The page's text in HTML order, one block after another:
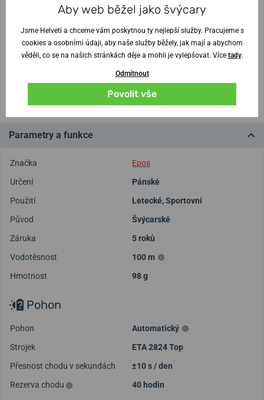
Nejste si jisti velikostí?
(U tisku nastavte Měřítko: Výchozí)
Parametry a funkce
Značka
Epos
Určení
Pánské
Použití
Letecké,Sportovní
Původ
Švýcarské
Záruka
5 roků
Vodotěsnost
100 m
Hmotnost
98 g
Pohon
Pohon
Automatický
Strojek
ETA 2824 Top
Přesnost chodu v sekundách
±10 s / den
Rezerva chodu
40 hodin
Aby web běžel jako švýcary
Jsme Helveti a chceme vám poskytnou ty nejlepší služby. Pracujeme s
cookies a osobními údaji, aby naše služby běžely, jak mají a abychom
věděli, co se na našich stránkách děje a mohli je vylepšovat. Více tady.
Odmítnout
Povolit vše